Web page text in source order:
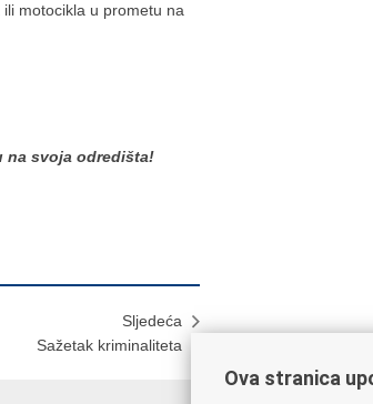
motocikla u prometu na
na svoja odredišta!
Sljedeća
Sažetak kriminaliteta
Ova stranica